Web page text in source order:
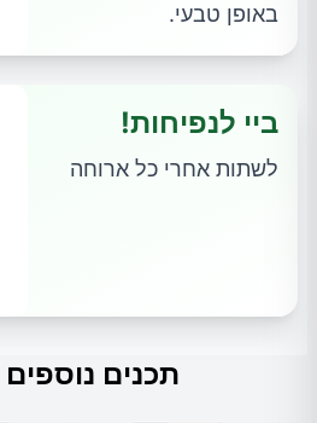
באופן טבעי.
ביי לנפיחות!
לשתות אחרי כל ארוחה
תכנים נוספים